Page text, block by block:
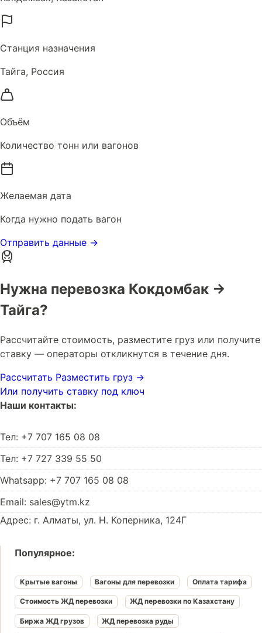
Станция назначения
Тайга, Россия
Объём
Количество тонн или вагонов
Желаемая дата
Когда нужно подать вагон
Отправить данные →
Нужна перевозка Кокдомбак →
Тайга?
Рассчитайте стоимость, разместите груз или получите
ставку — операторы откликнутся в течение дня.
Рассчитать Разместить груз →
Или получить ставку под ключ
Наши контакты:
Тел: +7 707 165 08 08
Тел: +7 727 339 55 50
Whatsapp: +7 707 165 08 08
Email: sales@ytm.kz
Адрес: г. Алматы, ул. Н. Коперника, 124Г
Популярное:
Крытые вагоны Вагоны для перевозки Оплата тарифа
Стоимость ЖД перевозки ЖД перевозки по Казахстану
Биржа ЖД грузов ЖД перевозка руды